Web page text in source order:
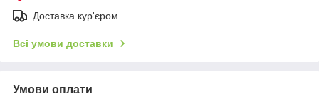
Доставка кур'єром
Всі умови доставки
Умови оплати